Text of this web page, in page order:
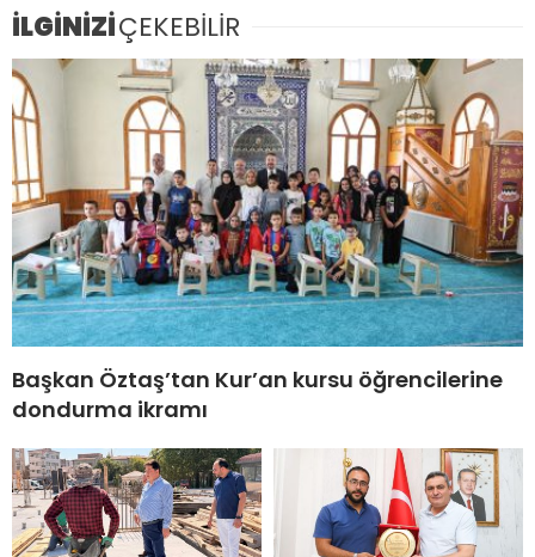
İLGİNİZİÇEKEBİLİR
Başkan Öztaş’tan Kur’an kursu öğrencilerine
dondurma ikramı